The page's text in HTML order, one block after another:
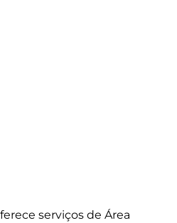
serviços de Área